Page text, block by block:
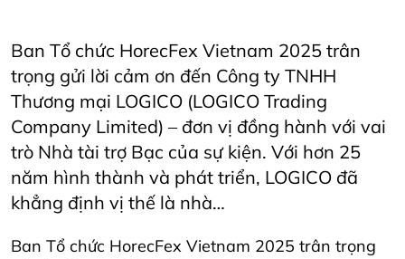
Ban Tổ chức HorecFex Vietnam 2025 trân
trọng gửi lời cảm ơn đến Công ty TNHH
Thương mại LOGICO (LOGICO Trading
Company Limited) – đơn vị đồng hành với vai
trò Nhà tài trợ Bạc của sự kiện. Với hơn 25
năm hình thành và phát triển, LOGICO đã
khẳng định vị thế là nhà…
Ban Tổ chức HorecFex Vietnam 2025 trân trọng